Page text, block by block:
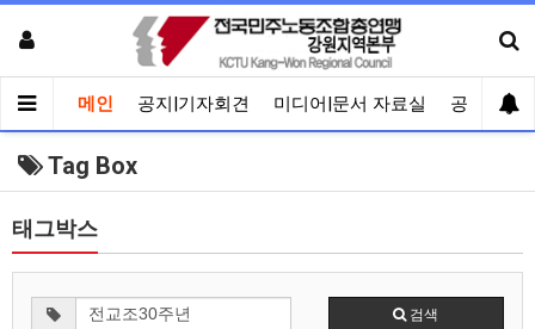
메인 공지|기자회견 미디어|문서 자료실 공유게시
Tag Box
태그박스
검색